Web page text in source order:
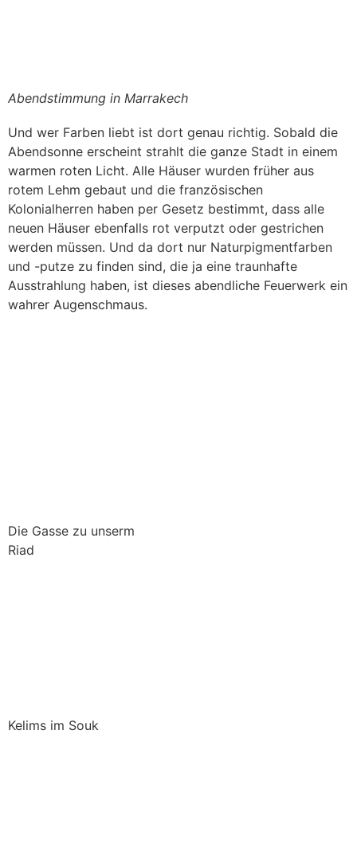
Abendstimmung in Marrakech
Und wer Farben liebt ist dort genau richtig. Sobald die
Abendsonne erscheint strahlt die ganze Stadt in einem
warmen roten Licht. Alle Häuser wurden früher aus
rotem Lehm gebaut und die französischen
Kolonialherren haben per Gesetz bestimmt, dass alle
neuen Häuser ebenfalls rot verputzt oder gestrichen
werden müssen. Und da dort nur Naturpigmentfarben
und -putze zu finden sind, die ja eine traunhafte
Ausstrahlung haben, ist dieses abendliche Feuerwerk ein
wahrer Augenschmaus.
Die Gasse zu unserm
Riad
Kelims im Souk